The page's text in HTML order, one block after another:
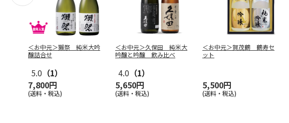
＜お中元＞獺祭 純米大吟
醸詰合せ
5.0 （1）
7,800円
(送料・税込)
＜お中元＞久保田 純米大
吟醸と吟醸 飲み比べ
4.0 （1）
5,650円
(送料・税込)
＜お中元＞賀茂鶴 鶴寿セ
ット
5,500円
(送料・税込)